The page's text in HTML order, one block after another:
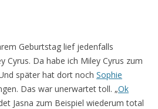
Geburtstag lief jedenfalls
Cyrus. Da habe ich Miley Cyrus zum
später hat dort noch Sophie
Das war unerwartet toll. „Ok
Jasna zum Beispiel wiederum total